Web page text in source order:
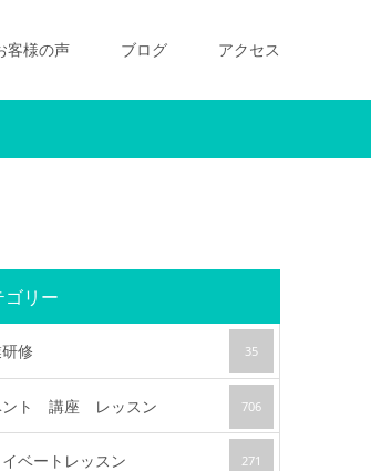
客様の声 ブログ アクセス
ゴリー
修 35
ント 講座 レッスン 706
ベートレッスン 271